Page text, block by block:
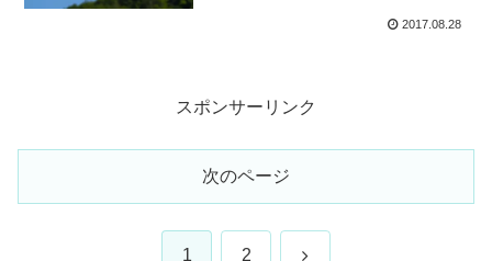
2017.08.28
スポンサーリンク
次のページ
1 2 次